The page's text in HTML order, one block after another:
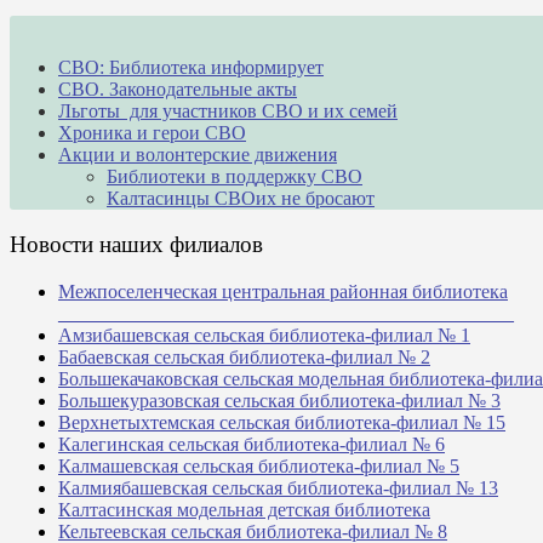
СВО: Библиотека информирует
СВО. Законодательные акты
Льготы для участников СВО и их семей
Хроника и герои СВО
Акции и волонтерские движения
Библиотеки в поддержку СВО
Калтасинцы СВОих не бросают
Новости наших филиалов
Межпоселенческая центральная районная библиотека
Амзибашевская сельская библиотека-филиал № 1
Бабаевская сельская библиотека-филиал № 2
Большекачаковская сельская модельная библиотека-
Большекуразовская сельская библиотека-филиал № 3
Верхнетыхтемская сельская библиотека-филиал № 15
Калегинская сельская библиотека-филиал № 6
Калмашевская сельская библиотека-филиал № 5
Калмиябашевская сельская библиотека-филиал № 13
Калтасинская модельная детская библиотека
Кельтеевская сельская библиотека-филиал № 8